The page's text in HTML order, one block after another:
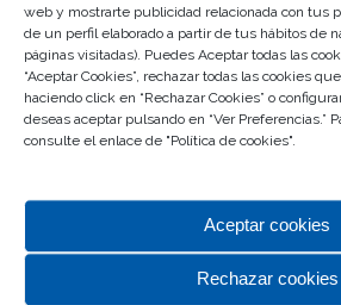
web y mostrarte publicidad relacionada con tus
de un perfil elaborado a partir de tus hábitos de
páginas visitadas). Puedes Aceptar todas las
“Aceptar Cookies”, rechazar todas las cookies
haciendo click en “Rechazar Cookies” o
deseas aceptar pulsando en “Ver Preferencias.”
consulte el enlace de "Política de cookies".
Aceptar cookies
Rechazar cookies
Alain Afflelou Óptico